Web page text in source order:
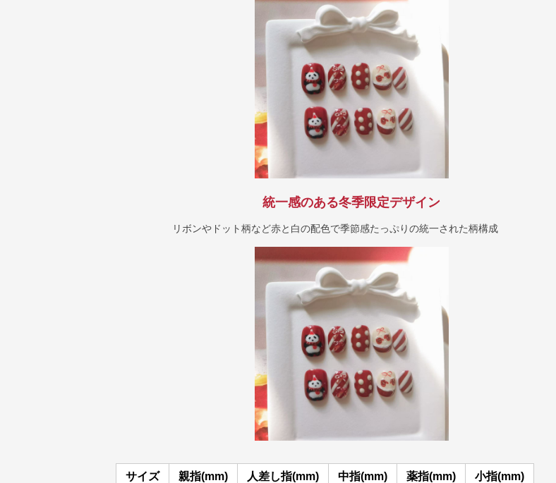
統一感のある冬季限定デザイン
リボンやドット柄など赤と白の配色で季節感たっぷりの統一された柄構成
サイズ 親指(mm) 人差し指(mm) 中指(mm) 薬指(mm) 小指(mm)